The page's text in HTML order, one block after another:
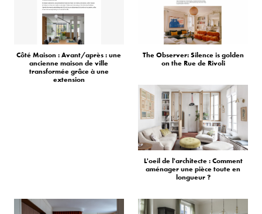
Côté Maison : Avant/après : une
ancienne maison de ville
transformée grâce à une
extension
The Observer: Silence is golden
on the Rue de Rivoli
L'oeil de l'architecte : Comment
aménager une pièce toute en
longueur ?